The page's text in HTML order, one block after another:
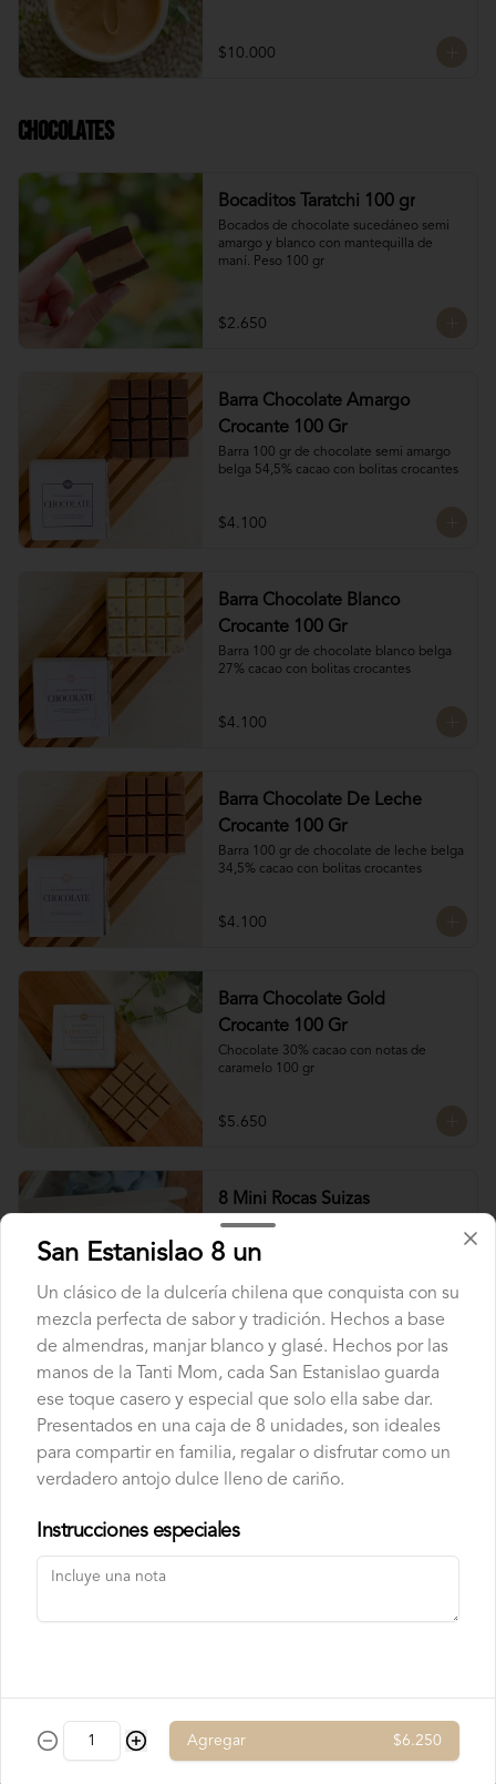
El manjar tradicional, al tener mayor
tiempo de cocción tiene un sabor más
$10.000
Chocolates
Bocaditos Taratchi 100 gr
Bocados de chocolate sucedáneo semi
amargo y blanco con mantequilla de
maní. Peso 100 gr
$2.650
Barra Chocolate Amargo
Crocante 100 Gr
Barra 100 gr de chocolate semi amargo
belga 54,5% cacao con bolitas crocantes
$4.100
Barra Chocolate Blanco
Crocante 100 Gr
Barra 100 gr de chocolate blanco belga
27% cacao con bolitas crocantes
$4.100
Barra Chocolate De Leche
Crocante 100 Gr
Barra 100 gr de chocolate de leche belga
34,5% cacao con bolitas crocantes
$4.100
Barra Chocolate Gold
Crocante 100 Gr
Chocolate 30% cacao con notas de
caramelo 100 gr
$5.650
8 Mini Rocas Suizas
Esta nueva alianza con @mun_cl trae
unas exquisitas Rocas Suizas!
Los mejores frutos secos Almendra,
chocolate
4 tipos de chocolate
Chocolate Bitter
Chocolate de leche
Chocolate Blanco
Chocolate de Frambuesa
Chocolate francés de la mejor calidad!
$7.750
Política de privacidad
San Estanislao 8 un
Un clásico de la dulcería chilena que conquista con su
mezcla perfecta de sabor y tradición. Hechos a base
de almendras, manjar blanco y glasé. Hechos por las
manos de la Tanti Mom, cada San Estanislao guarda
ese toque casero y especial que solo ella sabe dar.
Presentados en una caja de 8 unidades, son ideales
para compartir en familia, regalar o disfrutar como un
verdadero antojo dulce lleno de cariño.
Instrucciones especiales
Agregar $6.250